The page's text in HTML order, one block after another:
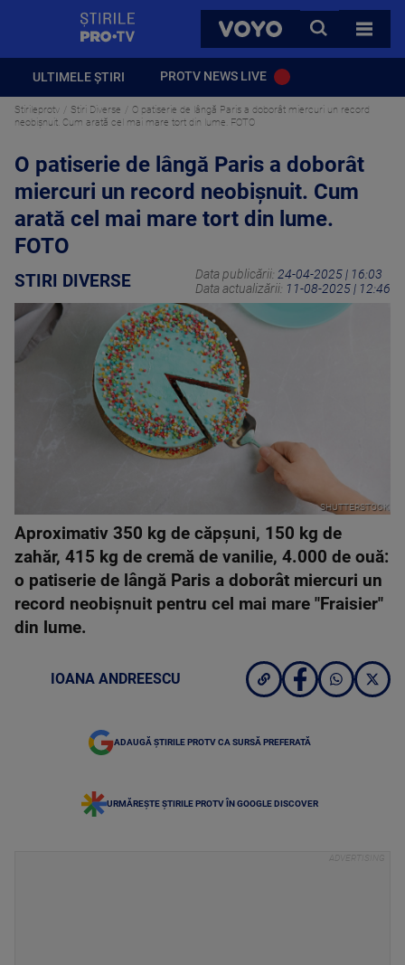
VOYO
CAUTA
TOATE
ULTIMELE ȘTIRI PROTV NEWS LIVE
Stirileprotv Stiri Diverse
O patiserie de lângă Paris a doborât miercuri un record
neobişnuit. Cum arată cel mai mare tort din lume. FOTO
O patiserie de lângă Paris a doborât
miercuri un record neobişnuit. Cum
arată cel mai mare tort din lume.
FOTO
STIRI DIVERSE Data publicării: 24-04-2025 | 16:03
Data actualizării: 11-08-2025 | 12:46
SHUTTERSTOCK
Aproximativ 350 kg de căpşuni, 150 kg de
zahăr, 415 kg de cremă de vanilie, 4.000 de ouă:
o patiserie de lângă Paris a doborât miercuri un
record neobişnuit pentru cel mai mare "Fraisier"
din lume.
IOANA ANDREESCU
ADAUGĂ ȘTIRILE PROTV CA SURSĂ PREFERATĂ
URMĂREȘTE ȘTIRILE PROTV ÎN GOOGLE DISCOVER